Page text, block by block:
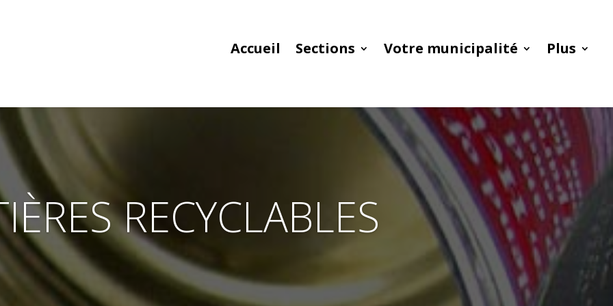
Accueil Sections Votre municipalité Plus
RECYCLABLES